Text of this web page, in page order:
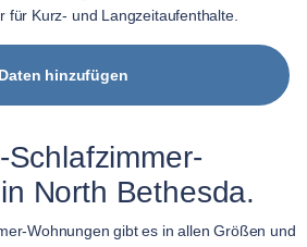
für Kurz- und Langzeitaufenthalte.
Daten hinzufügen
North Bethesda.
Wohnungen gibt es in allen Größen und